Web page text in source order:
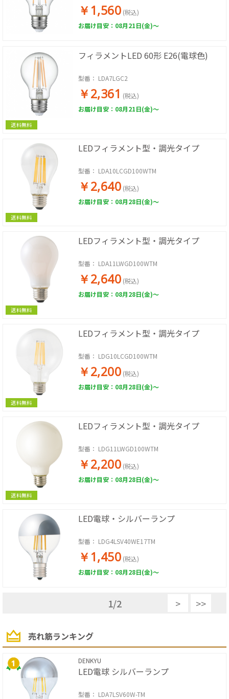
￥1,560 (税込)
お届け目安：08月21日(金)～
送料無料
フィラメントLED 60形 E26(電球色)
型番： LDA7LGC2
￥2,361 (税込)
お届け目安：08月21日(金)～
送料無料
LEDフィラメント型・調光タイプ
型番： LDA10LCGD100WTM
￥2,640 (税込)
お届け目安：08月28日(金)～
送料無料
LEDフィラメント型・調光タイプ
型番： LDA11LWGD100WTM
￥2,640 (税込)
お届け目安：08月28日(金)～
送料無料
LEDフィラメント型・調光タイプ
型番： LDG10LCGD100WTM
￥2,200 (税込)
お届け目安：08月28日(金)～
送料無料
LEDフィラメント型・調光タイプ
型番： LDG11LWGD100WTM
￥2,200 (税込)
お届け目安：08月28日(金)～
LED電球・シルバーランプ
型番： LDG4LSV40WE17TM
￥1,450 (税込)
お届け目安：08月28日(金)～
1/2 > >>
売れ筋ランキング
DENKYU
LED電球 シルバーランプ
型番： LDA7LSV60W-TM